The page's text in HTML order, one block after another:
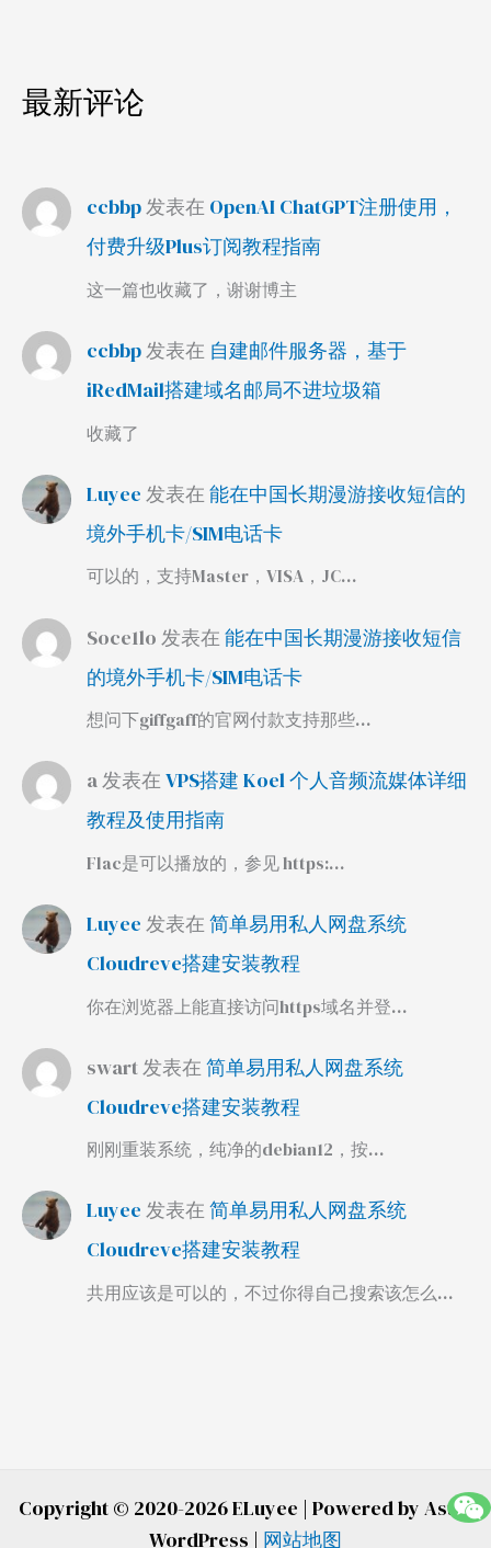
最新评论
ccbbp发表在 OpenAI ChatGPT注册使用，
付费升级Plus订阅教程指南
这一篇也收藏了，谢谢博主
ccbbp发表在 自建邮件服务器，基于
iRedMail搭建域名邮局不进垃圾箱
收藏了
Luyee 发表在 能在中国长期漫游接收短信的
境外手机卡/SIM电话卡
可以的，支持Master，VISA，JC…
Soce1lo 发表在 能在中国长期漫游接收短信
的境外手机卡/SIM电话卡
想问下giffgaff的官网付款支持那些…
a发表在VPS搭建 Koel 个人音频流媒体详细
教程及使用指南
Flac是可以播放的，参见 https:…
Luyee 发表在 简单易用私人网盘系统
Cloudreve搭建安装教程
你在浏览器上能直接访问https域名并登…
swart发表在 简单易用私人网盘系统
Cloudreve搭建安装教程
刚刚重装系统，纯净的debian12，按…
Luyee 发表在简单易用私人网盘系统
Cloudreve搭建安装教程
共用应该是可以的，不过你得自己搜索该怎么…
Copyright © 2020-2026 ELuyee | Powered by Astra
WordPress | 网站地图